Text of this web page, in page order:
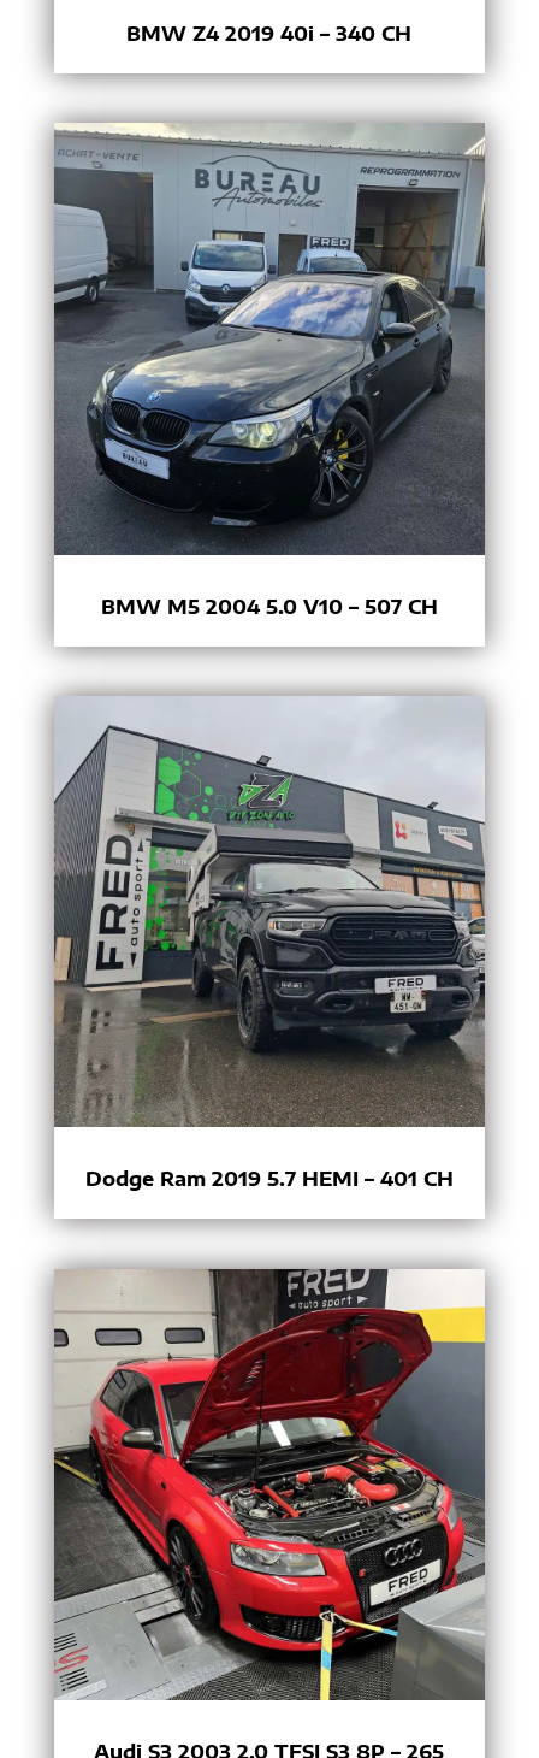
BMW Z4 2019 40i – 340 CH
BMW M5 2004 5.0 V10 – 507 CH
Dodge Ram 2019 5.7 HEMI – 401 CH
Audi S3 2003 2.0 TFSI S3 8P – 265